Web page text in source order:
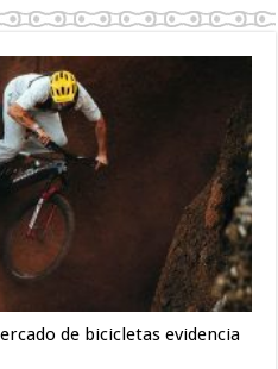
de bicicletas evidencia